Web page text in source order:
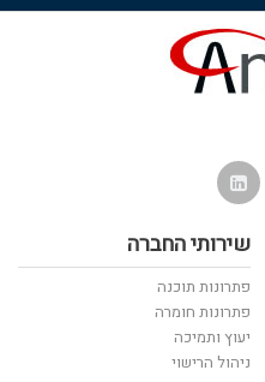
שירותי החברה
פתרונות תוכנה
פתרונות חומרה
יעוץ ותמיכה
ניהול הרישוי